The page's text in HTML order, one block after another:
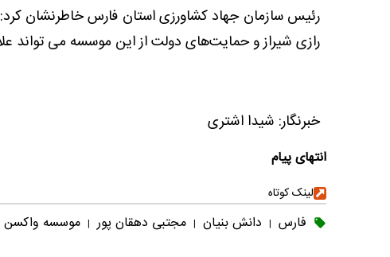
رئیس سازمان جهاد کشاورزی استان فارس خاطرنشان
رازی شیراز و حمایت‌های دولت از این موسسه می تواند
خبرنگار: شیدا اشتری
انتهای پیام
لینک کوتاه
فارس | دانش بنیان | مجتبی دهقان پور | موسسه واکسن